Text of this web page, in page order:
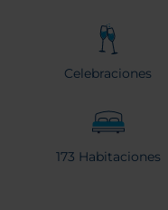
Celebraciones
173 Habitaciones